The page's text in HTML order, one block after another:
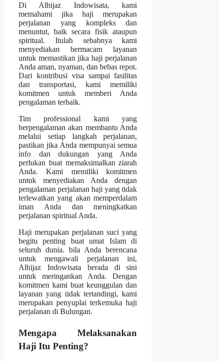
Di Alhijaz Indowisata, kami
memahami jika haji merupakan
perjalanan yang kompleks dan
menuntut, baik secara fisik ataupun
spiritual. Itulah sebabnya kami
menyediakan bermacam layanan
untuk memastikan jika haji perjalanan
Anda aman, nyaman, dan bebas repot.
Dari kontribusi visa sampai fasilitas
dan transportasi, kami memiliki
komitmen untuk memberi Anda
pengalaman terbaik.
Tim professional kami yang
berpengalaman akan membantu Anda
melalui setiap langkah perjalanan,
pastikan jika Anda mempunyai semua
info dan dukungan yang Anda
perlukan buat memaksimalkan ziarah
Anda. Kami memiliki komitmen
untuk menyediakan Anda dengan
pengalaman perjalanan haji yang tidak
terlewatkan yang akan memperdalam
iman Anda dan meningkatkan
perjalanan spiritual Anda.
Haji merupakan perjalanan suci yang
begitu penting buat umat Islam di
seluruh dunia. bila Anda berencana
untuk mengawali perjalanan ini,
Alhijaz Indowisata berada di sini
untuk meringankan Anda. Dengan
komitmen kami buat keunggulan dan
layanan yang tidak tertandingi, kami
merupakan penyuplai terkemuka haji
perjalanan di Bulungan.
Mengapa Melaksanakan
Haji Itu Penting?